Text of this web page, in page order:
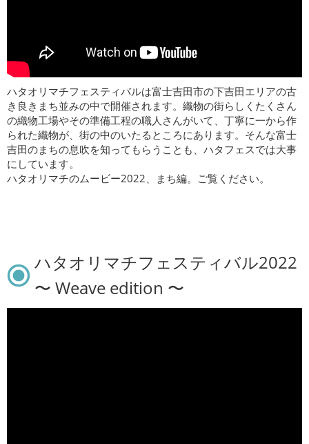
ハタオリマチフェスティバルは富士吉田市の下吉田エリアの古
き良きまち並みの中で開催されます。織物の街らしくたくさん
の織物工場やその準備工程の職人さんがいて、丁寧に一から作
られた織物が、街の中のいたるところにあります。そんな富士
吉田のまちの息吹を知ってもらうことも、ハタフェスでは大事
にしています。
ハタオリマチのムービー2022、まち編。ご覧ください。
ハタオリマチフェスティバル2022
〜 Weave edition 〜